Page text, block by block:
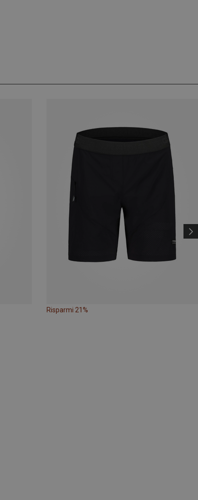
Risparmi 21%